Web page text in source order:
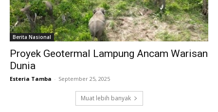
Berita Nasional
Proyek Geotermal Lampung Ancam Warisan
Dunia
Esteria Tamba - September 25, 2025
Muat lebih banyak